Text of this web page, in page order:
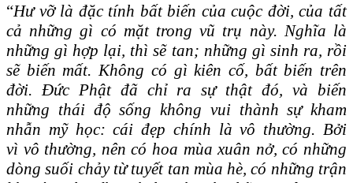
“Hư vỡ là đặc tính bất biến của cuộc đời, của tất
cả những gì có mặt trong vũ trụ này. Nghĩa là
những gì hợp lại, thì sẽ tan; những gì sinh ra, rồi
sẽ biến mất. Không có gì kiên cố, bất biến trên
đời. Đức Phật đã chỉ ra sự thật đó, và biến
những thái độ sống không vui thành sự kham
nhẫn mỹ học: cái đẹp chính là vô thường. Bởi
vì vô thường, nên có hoa mùa xuân nở, có những
dòng suối chảy từ tuyết tan mùa hè, có những trận